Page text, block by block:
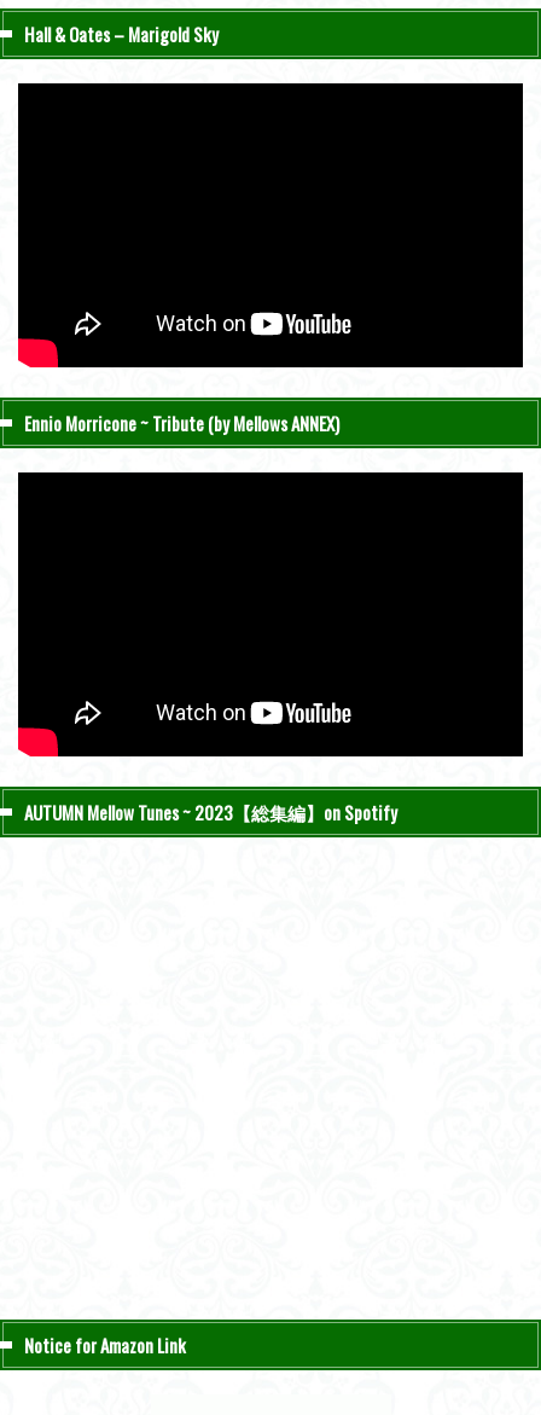
Hall & Oates – Marigold Sky
Ennio Morricone ~ Tribute (by Mellows ANNEX)
AUTUMN Mellow Tunes ~ 2023【総集編】on Spotify
Notice for Amazon Link